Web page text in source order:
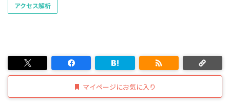
アクセス解析
マイページにお気に入り